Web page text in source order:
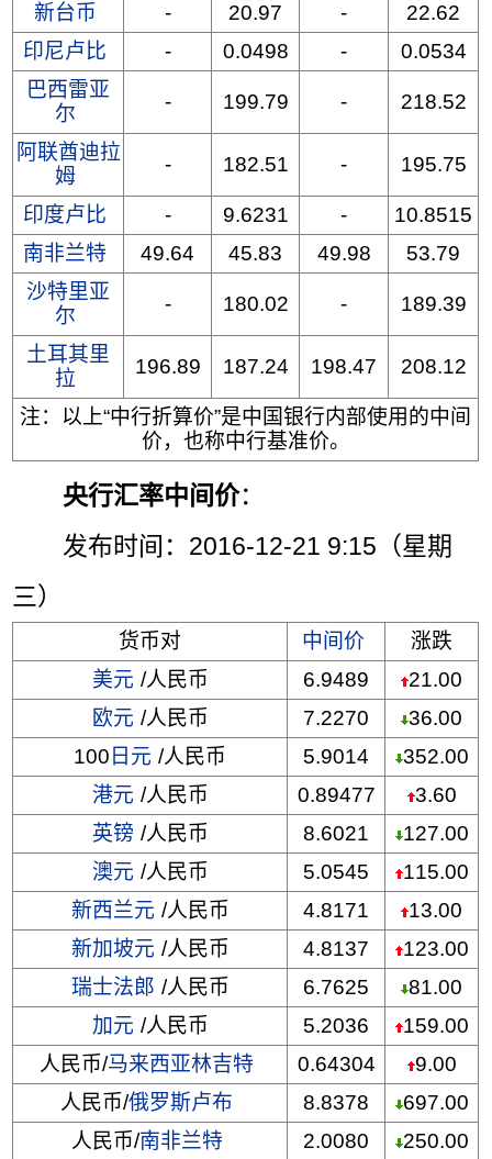
新台币
- 20.97 -
22.62
印尼卢比
- 0.0498 -
0.0534
巴西雷亚
尔
- 199.79 - 218.52
阿联酋迪拉
姆
- 182.51 - 195.75
印度卢比 - 9.6231 -
10.8515
南非兰特
49.64 45.83 49.98
53.79
沙特里亚
尔
- 180.02 - 189.39
土耳其里
拉
196.89 187.24 198.47 208.12
注：以上“中行折算价”是中国银行内部使用的中间
价，也称中行基准价。
央行汇率中间价：
发布时间：2016-12-21 9:15（星期
三）
货币对 中间价
涨跌
美元 /人民币 6.9489
21.00
欧元 /人民币 7.2270
36.00
100 日元 /人民币 5.9014
352.00
港元 /人民币 0.89477
3.60
英镑 /人民币 8.6021
127.00
澳元 /人民币 5.0545
115.00
新西兰元 /人民币 4.8171
13.00
新加坡元 /人民币 4.8137
123.00
瑞士法郎 /人民币 6.7625
81.00
加元 /人民币 5.2036
159.00
人民币/马来西亚林吉特 0.64304
9.00
人民币/俄罗斯卢布 8.8378
697.00
人民币/南非兰特 2.0080
250.00